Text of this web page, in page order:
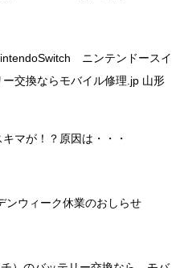
ニンテンドースイ
交換ならモバイル修理.jp 山形
マが！？原因は・・・
ンウィーク休業のおしらせ